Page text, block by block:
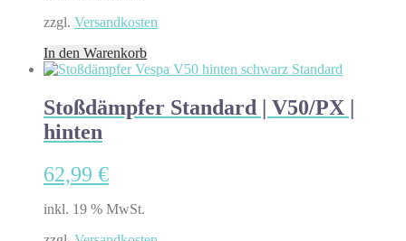
zzgl. Versandkosten
In den Warenkorb
Stoßdämpfer Standard | V50/PX |
hinten
62,99 €
inkl. 19 % MwSt.